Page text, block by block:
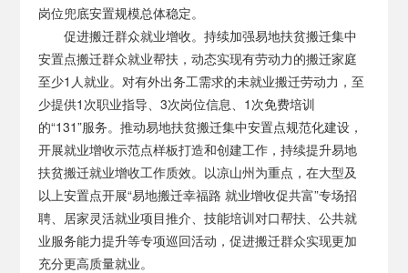
岗位兜底安置规模总体稳定。
促进搬迁群众就业增收。持续加强易地扶贫搬迁集中
安置点搬迁群众就业帮扶，动态实现有劳动力的搬迁家庭
至少1人就业。对有外出务工需求的未就业搬迁劳动力，至
少提供1次职业指导、3次岗位信息、1次免费培训
的“131”服务。推动易地扶贫搬迁集中安置点规范化建设，
开展就业增收示范点样板打造和创建工作，持续提升易地
扶贫搬迁就业增收工作质效。以凉山州为重点，在大型及
以上安置点开展“易地搬迁幸福路 就业增收促共富”专场招
聘、居家灵活就业项目推介、技能培训对口帮扶、公共就
业服务能力提升等专项巡回活动，促进搬迁群众实现更加
充分更高质量就业。